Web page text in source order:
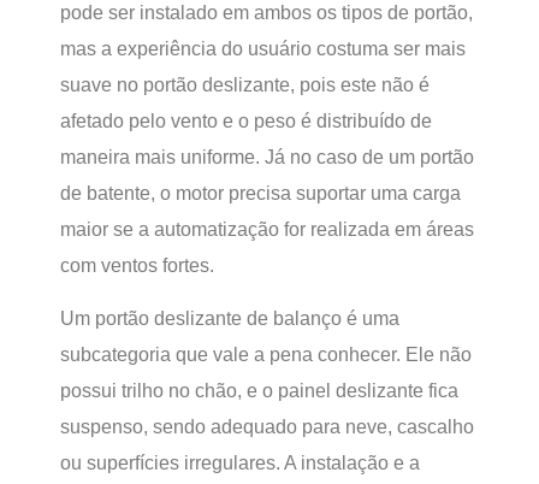
pode ser instalado em ambos os tipos de portão,
mas a experiência do usuário costuma ser mais
suave no portão deslizante, pois este não é
afetado pelo vento e o peso é distribuído de
maneira mais uniforme. Já no caso de um portão
de batente, o motor precisa suportar uma carga
maior se a automatização for realizada em áreas
com ventos fortes.
Um portão deslizante de balanço é uma
subcategoria que vale a pena conhecer. Ele não
possui trilho no chão, e o painel deslizante fica
suspenso, sendo adequado para neve, cascalho
ou superfícies irregulares. A instalação e a